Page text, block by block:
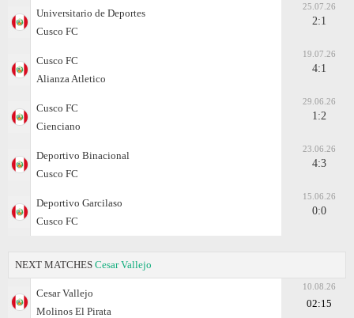
Universitario de Deportes
Cusco FC
25.07.26
2:1
Cusco FC
Alianza Atletico
19.07.26
4:1
Cusco FC
Cienciano
29.06.26
1:2
Deportivo Binacional
Cusco FC
23.06.26
4:3
Deportivo Garcilaso
Cusco FC
15.06.26
0:0
NEXT MATCHES Cesar Vallejo
Cesar Vallejo
Molinos El Pirata
10.08.26
02:15